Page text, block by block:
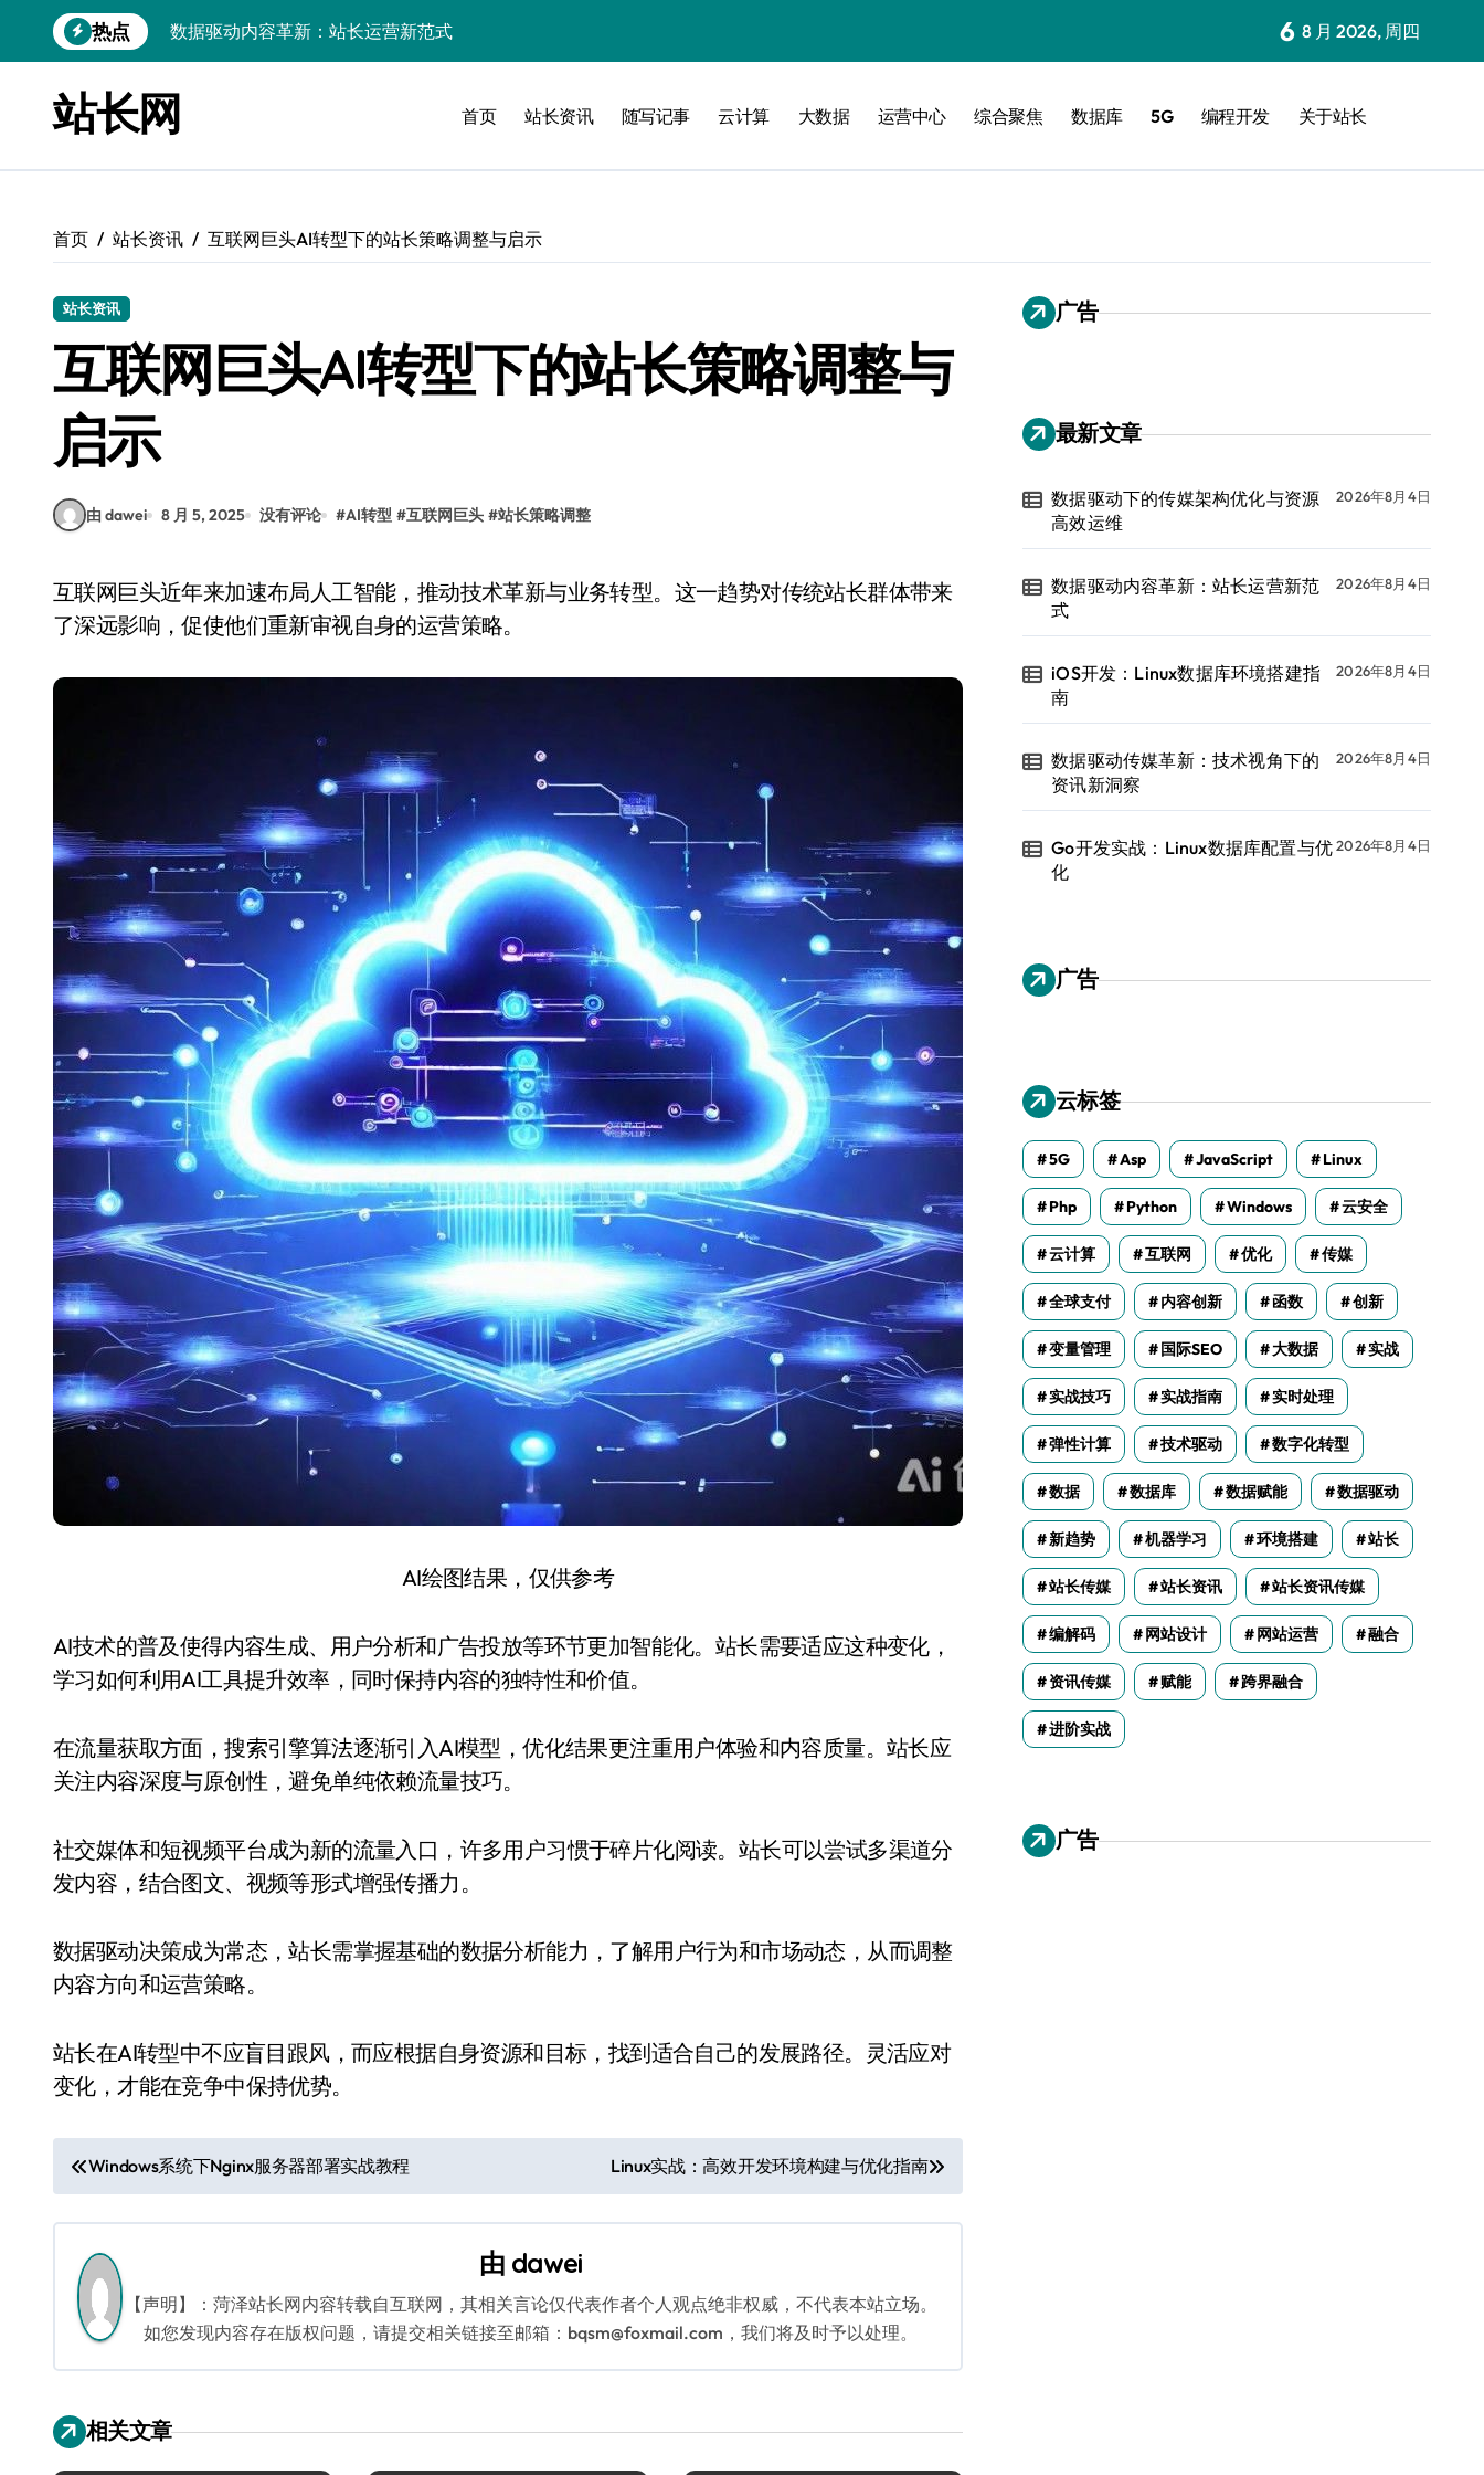
到
热点
数据驱动内容革新：站长运营新范式
数据驱动传媒革新：技术视角下的资讯新洞察
Go开发实战：Linux数据库配置与优化
Linux高效搭建与稳定运行数据库全攻略
Linux高效部署数据库速建指南
数据驱动交互优化，赋能站长高效运营
6 8 月 2026, 周四
站长网 首页 站长资讯 随写记事 云计算 大数据 运营中心 综合聚焦 数据库 5G 编程开发 关于站长
首页 站长资讯 互联网巨头AI转型下的站长策略调整与启示
站长资讯
互联网巨头AI转型下的站长策略调整与
启示
由 dawei 8 月 5, 2025 没有评论 #AI转型 #互联网巨头 #站长策略调整
互联网巨头近年来加速布局人工智能，推动技术革新与业务转型。这一趋势对传统站长群体带来
了深远影响，促使他们重新审视自身的运营策略。
AI绘图结果，仅供参考
AI技术的普及使得内容生成、用户分析和广告投放等环节更加智能化。站长需要适应这种变化，
学习如何利用AI工具提升效率，同时保持内容的独特性和价值。
在流量获取方面，搜索引擎算法逐渐引入AI模型，优化结果更注重用户体验和内容质量。站长应
关注内容深度与原创性，避免单纯依赖流量技巧。
社交媒体和短视频平台成为新的流量入口，许多用户习惯于碎片化阅读。站长可以尝试多渠道分
发内容，结合图文、视频等形式增强传播力。
数据驱动决策成为常态，站长需掌握基础的数据分析能力，了解用户行为和市场动态，从而调整
内容方向和运营策略。
站长在AI转型中不应盲目跟风，而应根据自身资源和目标，找到适合自己的发展路径。灵活应对
变化，才能在竞争中保持优势。
文
章
导
航
Windows系统下Nginx服务器部署实战教程 Linux实战：高效开发环境构建与优化指南
由 dawei
【声明】：菏泽站长网内容转载自互联网，其相关言论仅代表作者个人观点绝非权威，不代表本站立场。
如您发现内容存在版权问题，请提交相关链接至邮箱：bqsm@foxmail.com，我们将及时予以处理。
相关文章
广告
最新文章
数据驱动下的传媒架构优化与资源
高效运维
2026年8月4日
数据驱动内容革新：站长运营新范
式
2026年8月4日
iOS开发：Linux数据库环境搭建指
南
2026年8月4日
数据驱动传媒革新：技术视角下的
资讯新洞察
2026年8月4日
Go开发实战：Linux数据库配置与优
化
2026年8月4日
广告
云标签
5G Asp JavaScript Linux
Php Python Windows 云安全
云计算 互联网 优化 传媒
全球支付 内容创新 函数 创新
变量管理 国际SEO 大数据 实战
实战技巧 实战指南 实时处理
弹性计算 技术驱动 数字化转型
数据 数据库 数据赋能 数据驱动
新趋势 机器学习 环境搭建 站长
站长传媒 站长资讯 站长资讯传媒
编解码 网站设计 网站运营 融合
资讯传媒 赋能 跨界融合
进阶实战
广告